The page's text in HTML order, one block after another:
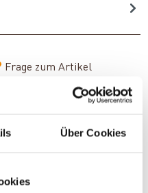
Über Cookies
Frage zum Artikel
|
Kaminofen 150 mm
Luftzufuhr